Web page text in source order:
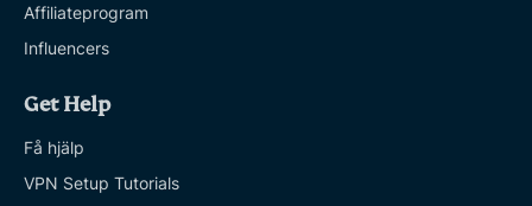
Affiliateprogram
Influencers
Get Help
Få hjälp
VPN Setup Tutorials